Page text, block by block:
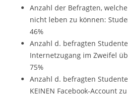
Anzahl der Befragten,
nicht leben zu können:
46%
Anzahl d. befragten
Internetzugang im Zweifel
75%
Anzahl d. befragten
KEINEN Facebook-Account